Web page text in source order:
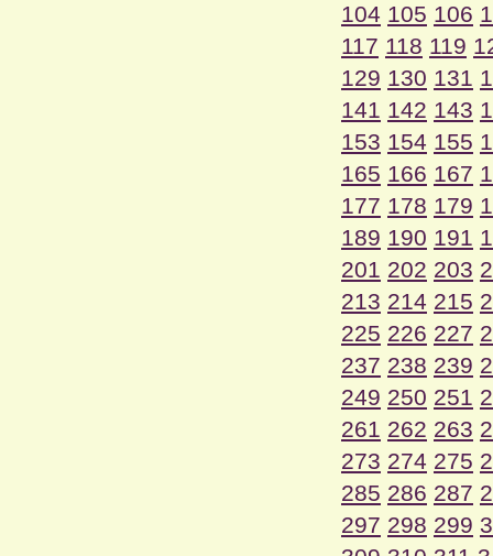
104 105 106
117 118 119
129 130 131
141 142 143
153 154 155
165 166 167
177 178 179
189 190 191
201 202 203
213 214 215
225 226 227
237 238 239
249 250 251
261 262 263
273 274 275
285 286 287
297 298 299